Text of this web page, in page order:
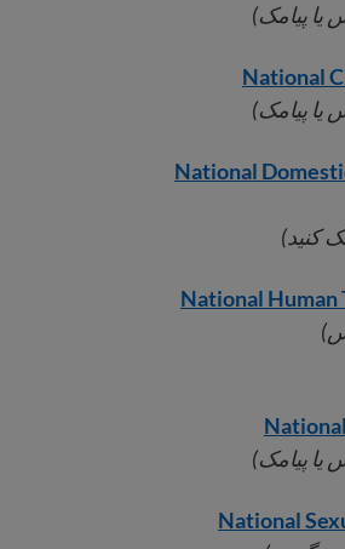
یا پیامک)
National
یا پیامک)
National
کنید)
National
یا پیامک)
National